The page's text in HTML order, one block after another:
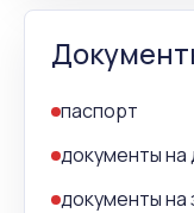
паспорт
документы на
документы на